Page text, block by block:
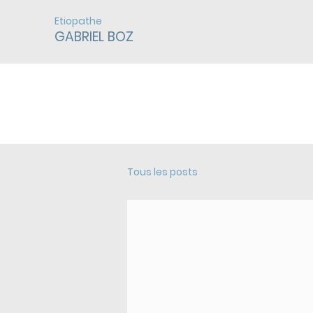
Etiopathe
GABRIEL BOZ
Tous les posts